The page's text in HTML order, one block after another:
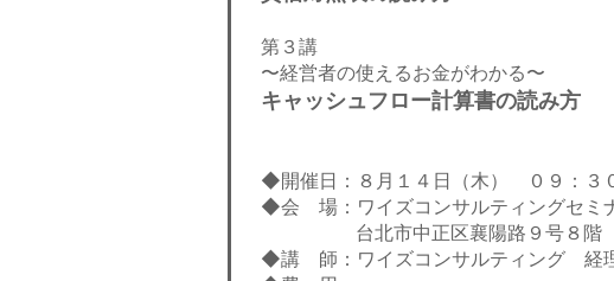
第３講
〜経営者の使えるお金がわかる〜
キャッシュフロー計算書の読み方
◆開催日：８月１４日（木） ０９：３
◆会 場：ワイズコンサルティングセミ
台北市中正区襄陽路９号８階
◆講 師：ワイズコンサルティング 経